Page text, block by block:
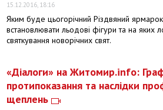
15.12.2016, 18:16
Яким буде цьогорічний Різдвяний
встановлювати льодові фігури та на яких
святкування новорічних свят.
«Діалоги» на Житомир.info:
протипоказання та наслідки
щеплень